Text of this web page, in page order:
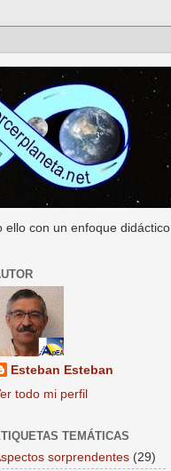
con un enfoque didáctico.
Esteban Esteban
todo mi perfil
TEMÁTICAS
sorprendentes (29)